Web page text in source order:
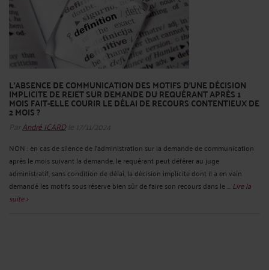
L’ABSENCE DE COMMUNICATION DES MOTIFS D’UNE DÉCISION
IMPLICITE DE REJET SUR DEMANDE DU REQUÉRANT APRÈS 1
MOIS FAIT-ELLE COURIR LE DÉLAI DE RECOURS CONTENTIEUX DE
2 MOIS ?
ParAndré ICARDle 17/11/2024
NON : en cas de silence de l’administration sur la demande de communication
après le mois suivant la demande, le requérant peut déférer au juge
administratif, sans condition de délai, la décision implicite dont il a en vain
demandé les motifs sous réserve bien sûr de faire son recours dans le ... Lire la
suite >